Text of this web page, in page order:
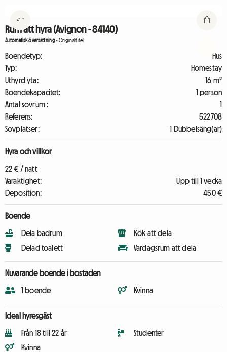
Rum att hyra (Avignon - 84140)
Automatisk översättning-Originaltitel
Boendetyp:
Hus
Typ:
Homestay
Uthyrd yta:
16 m²
Boendekapacitet:
1 person
Antal sovrum :
1
Referens:
522708
Sovplatser:
1 Dubbelsäng(ar)
Hyra och villkor
22 € / natt
Varaktighet:
Upp till 1 vecka
Deposition:
450 €
Boende
Dela badrum
Delad toalett
Kök att dela
Vardagsrum att dela
Nuvarande boende i bostaden
1 boende Kvinna
Ideal hyresgäst
Från 18 till 22 år
Kvinna
Studenter